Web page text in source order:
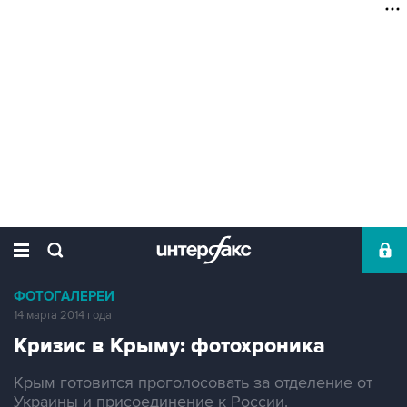
ФОТОГАЛЕРЕИ
14 марта 2014 года
Кризис в Крыму: фотохроника
Крым готовится проголосовать за отделение от
Украины и присоединение к России.